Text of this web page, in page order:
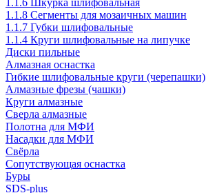
1.1.6 Шкурка шлифовальная
1.1.8 Сегменты для мозаичных машин
1.1.7 Губки шлифовальные
1.1.4 Круги шлифовальные на липучке
Диски пильные
Алмазная оснастка
Гибкие шлифовальные круги (черепашки)
Алмазные фрезы (чашки)
Круги алмазные
Сверла алмазные
Полотна для МФИ
Насадки для МФИ
Свёрла
Сопутствующая оснастка
Буры
SDS-plus